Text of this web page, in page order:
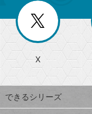
じ
る
search
検
索
上
昇
ワ
ー
ド
閉
じ
る
ー
か
ら
探
す
X
できるシリーズ